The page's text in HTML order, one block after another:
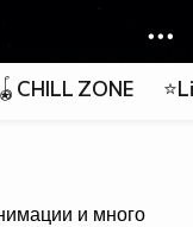
🪀CHILL ZONE
и много